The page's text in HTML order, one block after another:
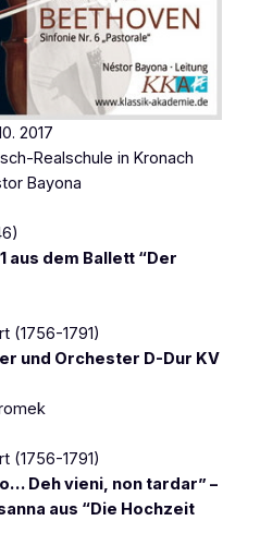
2017
Realschule in Kronach
Bayona
aus dem Ballett “Der
(1756-1791)
und Orchester D-Dur KV
(1756-1791)
Deh vieni, non tardar” –
aus “Die Hochzeit